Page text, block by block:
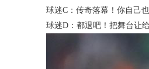
球迷C：传奇落幕！你自己
球迷D：都退吧！把舞台让